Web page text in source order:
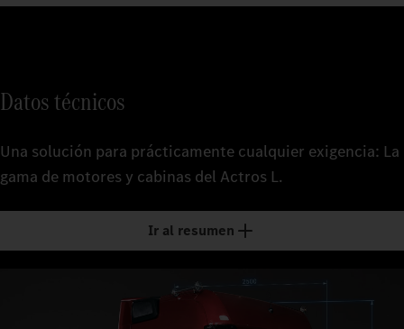
Datos técnicos
Una solución para prácticamente cualquier exigencia: La
gama de motores y cabinas del Actros L.
Ir al resumen